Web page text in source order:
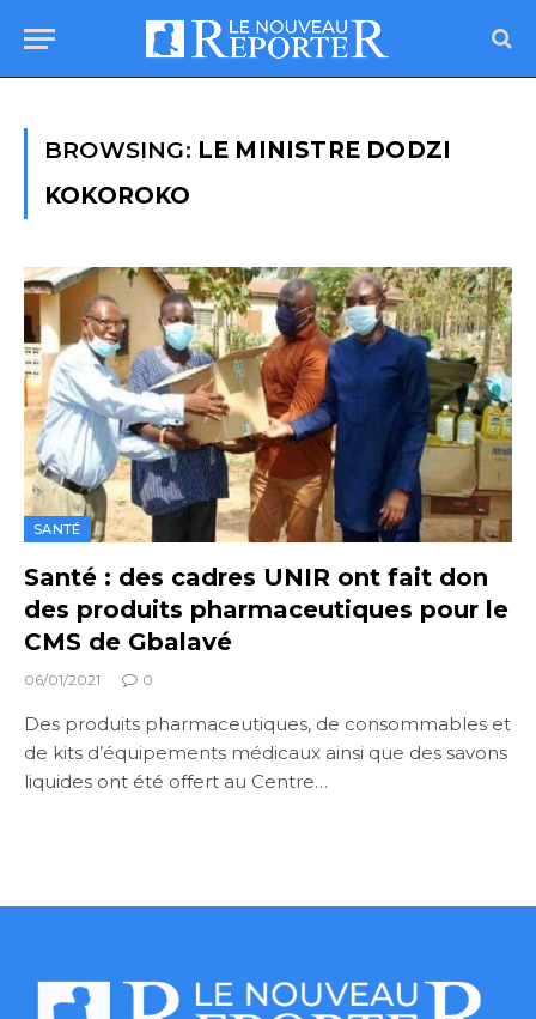
BROWSING: LE MINISTRE DODZI
KOKOROKO
SANTÉ
Santé : des cadres UNIR ont fait don
des produits pharmaceutiques pour le
CMS de Gbalavé
06/01/2021 0
Des produits pharmaceutiques, de consommables et
de kits d’équipements médicaux ainsi que des savons
liquides ont été offert au Centre…